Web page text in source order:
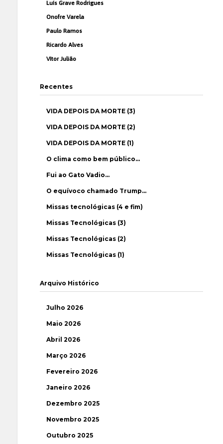
Luís Grave Rodrigues
Onofre Varela
Paulo Ramos
Ricardo Alves
Vítor Julião
Recentes
VIDA DEPOIS DA MORTE (3)
VIDA DEPOIS DA MORTE (2)
VIDA DEPOIS DA MORTE (1)
O clima como bem público…
Fui ao Gato Vadio…
O equívoco chamado Trump…
Missas tecnológicas (4 e fim)
Missas Tecnológicas (3)
Missas Tecnológicas (2)
Missas Tecnológicas (1)
Arquivo Histórico
Julho 2026
Maio 2026
Abril 2026
Março 2026
Fevereiro 2026
Janeiro 2026
Dezembro 2025
Novembro 2025
Outubro 2025